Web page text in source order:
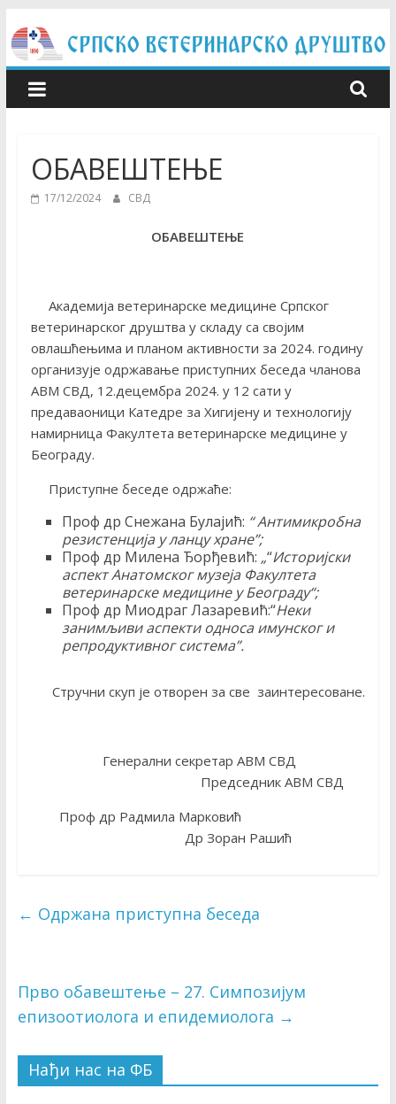
to
content
ОБАВЕШТЕЊЕ
17/12/2024 СВД
ОБАВЕШТЕЊЕ
Академија ветеринарске медицине Српског
ветеринарског друштва у складу са својим
овлашћењима и планом активности за 2024. годину
организује одржавање приступних беседа чланова
АВМ СВД, 12.децембра 2024. у 12 сати у
предаваоници Катедре за Хигијену и технологију
намирница Факултета ветеринарске медицине у
Београду.
Приступне беседе одржаће:
Проф др Снежана Булајић: “Антимикробна
резистенција у ланцу хране”;
Проф др Милена Ђорђевић: „“Историјски
аспект Анатомског музеја Факултета
ветеринарске медицине у Београду“;
Проф др Миодраг Лазаревић:“Неки
занимљиви аспекти односа имунског и
репродуктивног система”.
Стручни скуп је отворен за све заинтересоване.
Генерални секретар АВМ СВД
Председник АВМ СВД
Проф др Радмила Марковић
Др Зоран Рашић
← Одржана приступна беседа
Прво обавештење – 27. Симпозијум
епизоотиолога и епидемиолога →
Нађи нас на ФБ